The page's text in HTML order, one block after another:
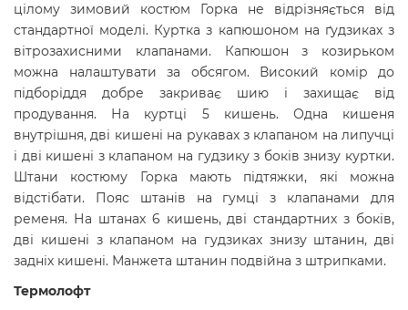
цілому зимовий костюм Горка не відрізняється від
стандартної моделі. Куртка з капюшоном на ґудзиках з
вітрозахисними клапанами. Капюшон з козирьком
можна налаштувати за обсягом. Високий комір до
підборіддя добре закриває шию і захищає від
продування. На куртці 5 кишень. Одна кишеня
внутрішня, дві кишені на рукавах з клапаном на липучці
і дві кишені з клапаном на гудзику з боків знизу куртки.
Штани костюму Горка мають підтяжки, які можна
відстібати. Пояс штанів на гумці з клапанами для
ременя. На штанах 6 кишень, дві стандартних з боків,
дві кишені з клапаном на гудзиках знизу штанин, дві
задніх кишені. Манжета штанин подвійна з штрипками.
Термолофт